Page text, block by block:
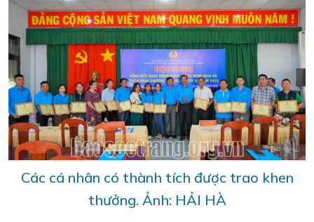
Các cá nhân có thành tích được trao khen
thưởng. Ảnh: HẢI HÀ